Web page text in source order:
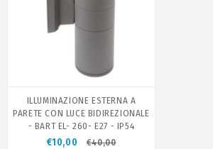
ILLUMINAZIONE ESTERNA A
PARETE CON LUCE BIDIREZIONALE
- BART EL- 260- E27 - IP54
€10,00 €40,00